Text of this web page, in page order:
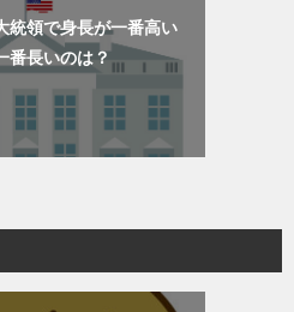
統領で身長が一番高い
番長いのは？